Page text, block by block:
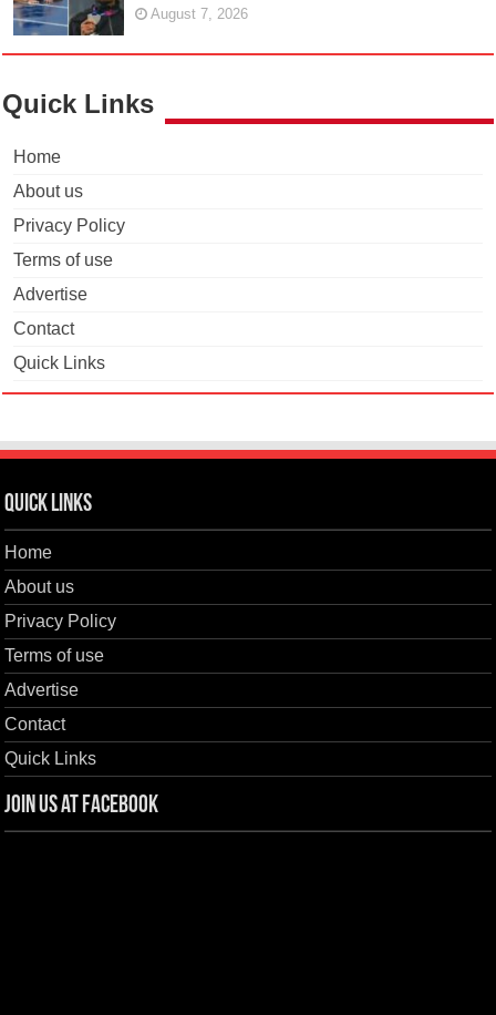
August 7, 2026
Quick Links
Home
About us
Privacy Policy
Terms of use
Advertise
Contact
Quick Links
Quick Links
Home
About us
Privacy Policy
Terms of use
Advertise
Contact
Quick Links
Join us at Facebook